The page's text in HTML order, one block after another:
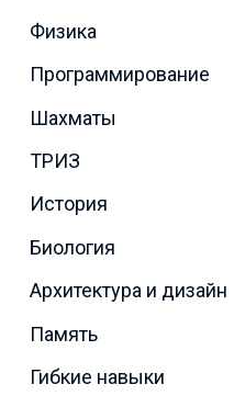
Физика
Программирование
Шахматы
ТРИЗ
История
Биология
Архитектура и дизайн
Память
Гибкие навыки